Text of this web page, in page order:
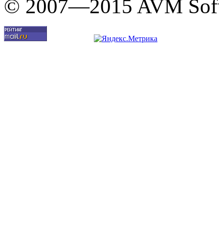
© 2007—2015 AVM